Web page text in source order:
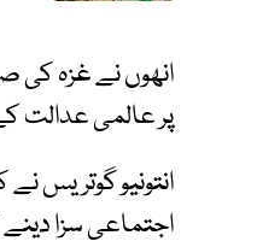
انھوں نے غزہ کی
پر عالمی عدالت
اجتماعی سزا